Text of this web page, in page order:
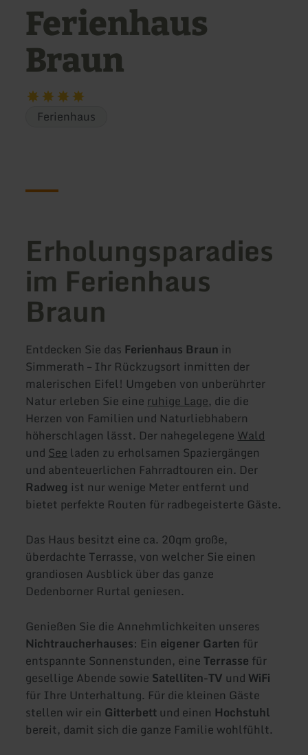
Ferienhaus
Braun
Ferienhaus
Erholungsparadies
im Ferienhaus
Braun
Entdecken Sie das Ferienhaus Braun in
Simmerath – Ihr Rückzugsort inmitten der
malerischen Eifel! Umgeben von unberührter
Natur erleben Sie eine ruhige Lage, die die
Herzen von Familien und Naturliebhabern
höherschlagen lässt. Der nahegelegene Wald
und See laden zu erholsamen Spaziergängen
und abenteuerlichen Fahrradtouren ein. Der
Radweg ist nur wenige Meter entfernt und
bietet perfekte Routen für radbegeisterte Gäste.
Das Haus besitzt eine ca. 20qm große,
überdachte Terrasse, von welcher Sie einen
grandiosen Ausblick über das ganze
Dedenborner Rurtal geniesen.
Genießen Sie die Annehmlichkeiten unseres
Nichtraucherhauses: Ein eigener Garten für
entspannte Sonnenstunden, eineTerrasse für
gesellige Abende sowie Satelliten-TV und WiFi
für Ihre Unterhaltung. Für die kleinen Gäste
stellen wir ein Gitterbettund einen Hochstuhl
bereit, damit sich die ganze Familie wohlfühlt.